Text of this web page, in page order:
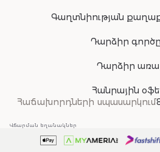
Գաղտնիության
Դարձիր
Դարձիր
Հանրային
Հաճախորդների սպասարկում
Վճարման եղանակներ